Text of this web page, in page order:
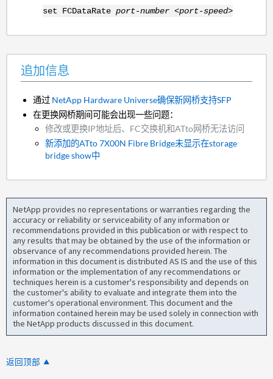
set FCDataRate port-number <port-speed>
追加信息
通过 NetApp Hardware Universe确保新网桥支持SFP
在更换网桥期间可能会出现一些问题：
修改或更换IP地址后、FC交换机和ATto网桥无法访问
新添加的ATto 7X00N Fibre Bridge未显示在storage
bridge show中
NetApp provides no representations or warranties regarding the
accuracy or reliability or serviceability of any information or
recommendations provided in this publication or with respect to
any results that may be obtained by the use of the information or
observance of any recommendations provided herein. The
information in this document is distributed AS IS and the use of this
information or the implementation of any recommendations or
techniques herein is a customer's responsibility and depends on
the customer's ability to evaluate and integrate them into the
customer's operational environment. This document and the
information contained herein may be used solely in connection with
the NetApp products discussed in this document.
返回顶部